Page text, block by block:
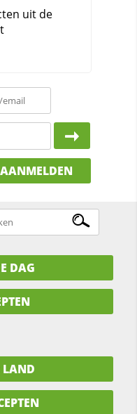
AANMELDEN
DAG
LAND